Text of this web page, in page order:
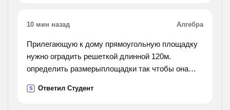
10 мин назад Алгебра
Прилегающую к дому прямоугольную площадку
нужно оградить решеткой длинной 120м.
определить размерыплощадки так чтобы она
S Ответил Студент